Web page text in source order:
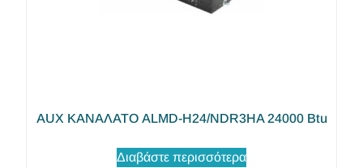
AUX ΚΑΝΑΛΑΤΟ ALMD-H24/NDR3HA 24000 Btu
Διαβάστε περισσότερα